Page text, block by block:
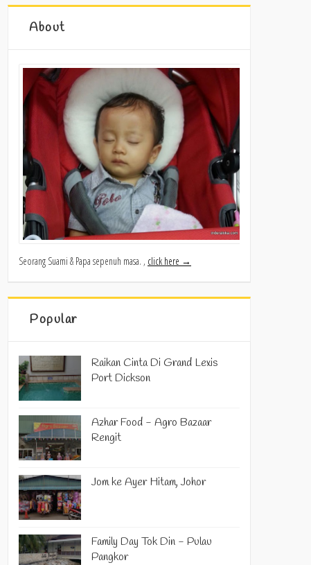
About
Seorang Suami & Papa sepenuh masa. , click here →
Popular
Raikan Cinta Di Grand Lexis
Port Dickson
Azhar Food - Agro Bazaar
Rengit
Jom ke Ayer Hitam, Johor
Family Day Tok Din - Pulau
Pangkor